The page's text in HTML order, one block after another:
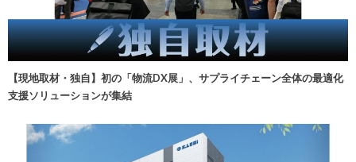
【現地取材・独自】初の「物流DX展」、サプライチェーン全体の最適化
支援ソリューションが集結